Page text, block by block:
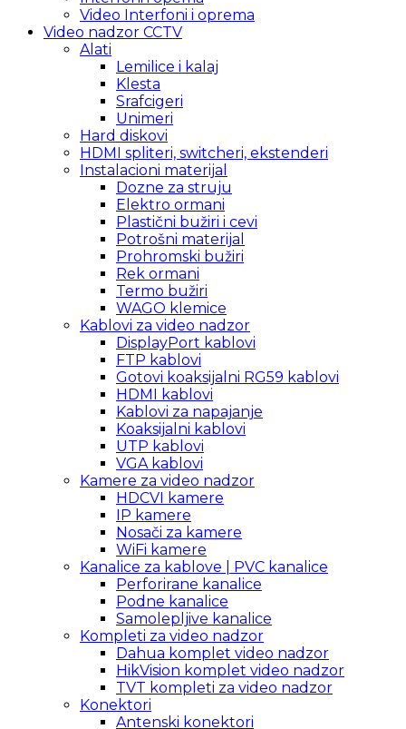
Video Interfoni i oprema
Video nadzor CCTV
Alati
Lemilice i kalaj
Klesta
Srafcigeri
Unimeri
Hard diskovi
HDMI spliteri, switcheri, ekstenderi
Instalacioni materijal
Dozne za struju
Elektro ormani
Plastični bužiri i cevi
Potrošni materijal
Prohromski bužiri
Rek ormani
Termo bužiri
WAGO klemice
Kablovi za video nadzor
DisplayPort kablovi
FTP kablovi
Gotovi koaksijalni RG59 kablovi
HDMI kablovi
Kablovi za napajanje
Koaksijalni kablovi
UTP kablovi
VGA kablovi
Kamere za video nadzor
HDCVI kamere
IP kamere
Nosači za kamere
WiFi kamere
Kanalice za kablove | PVC kanalice
Perforirane kanalice
Podne kanalice
Samolepljive kanalice
Kompleti za video nadzor
Dahua komplet video nadzor
HikVision komplet video nadzor
TVT kompleti za video nadzor
Konektori
Antenski konektori